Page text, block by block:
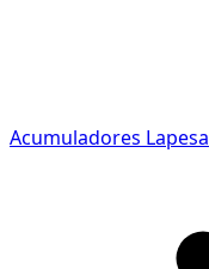
Acumuladores Lapesa